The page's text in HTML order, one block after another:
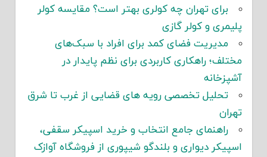
برای تهران چه کولری بهتر است؟ مقایسه کولر
پلیمری و کولر گازی
مدیریت فضای کمد برای افراد با سبک‌های
مختلف؛ راهکاری کاربردی برای نظم پایدار در
آشپزخانه
تحلیل تخصصی رویه های قضایی از غرب تا شرق
تهران
راهنمای جامع انتخاب و خرید اسپیکر سقفی،
اسپیکر دیواری و بلندگو شیپوری از فروشگاه آوازک